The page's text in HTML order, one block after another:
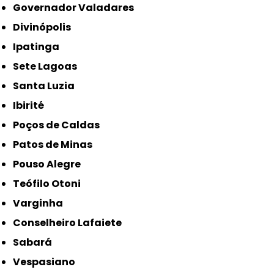
Governador Valadares
Divinópolis
Ipatinga
Sete Lagoas
Santa Luzia
Ibirité
Poços de Caldas
Patos de Minas
Pouso Alegre
Teófilo Otoni
Varginha
Conselheiro Lafaiete
Sabará
Vespasiano